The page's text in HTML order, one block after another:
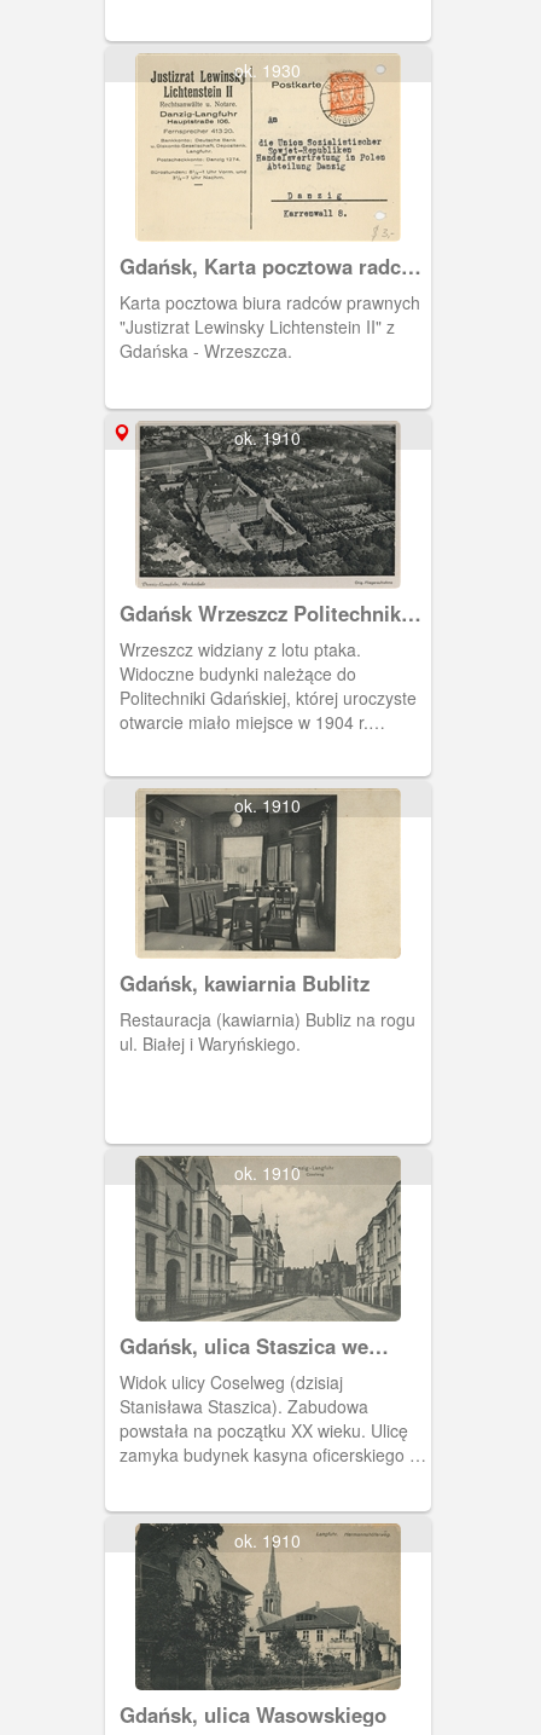
ok. 1930
Gdańsk, Karta pocztowa radcy
prawnego.
Karta pocztowa biura radców prawnych
"Justizrat Lewinsky Lichtenstein II" z
Gdańska - Wrzeszcza.
ok. 1910
Gdańsk Wrzeszcz Politechnika
Gdańska, Danzig Langfuhr
Technische Hohschule of
Danzig
Wrzeszcz widziany z lotu ptaka.
Widoczne budynki należące do
Politechniki Gdańskiej, której uroczyste
otwarcie miało miejsce w 1904 r.
ok. 1910
Gdańsk, kawiarnia Bublitz
Restauracja (kawiarnia) Bubliz na rogu
ul. Białej i Waryńskiego.
ok. 1910
Gdańsk, ulica Staszica we
Wrzeszczu
Widok ulicy Coselweg (dzisiaj
Stanisława Staszica). Zabudowa
powstała na początku XX wieku. Ulicę
zamyka budynek kasyna oficerskiego 1.
ok. 1910
Gdańsk, ulica Wasowskiego